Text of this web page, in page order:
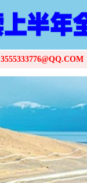
3555333776@QQ.COM
网上购药对药下症？